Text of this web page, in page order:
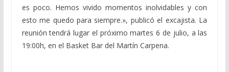
es poco. Hemos vivido momentos inolvidables y con
esto me quedo para siempre.», publicó el excajista. La
reunión tendrá lugar el próximo martes 6 de julio, a las
19:00h, en el Basket Bar del Martín Carpena.